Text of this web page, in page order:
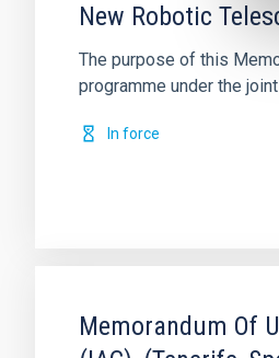
New Robotic
The purpose of this
programme under the
In force
Memorandum Of